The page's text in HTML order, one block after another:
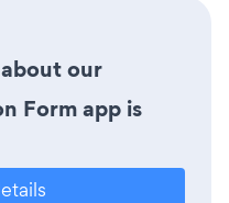
our
Form app is